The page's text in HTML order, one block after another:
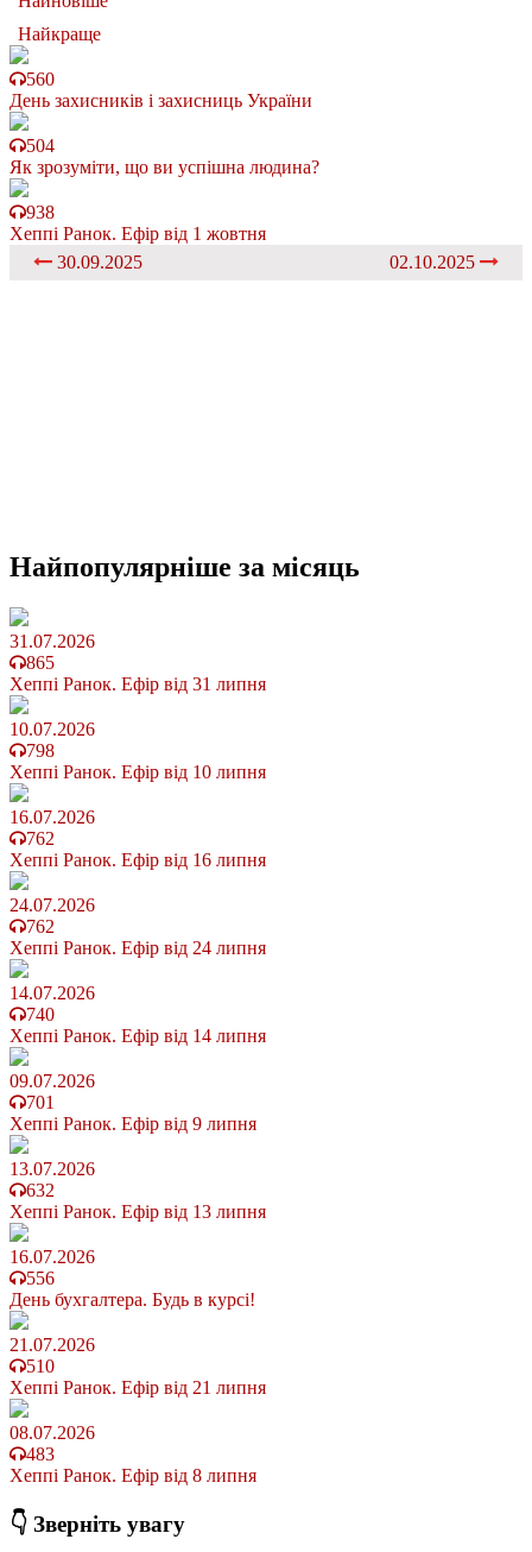
Найкраще
560
День захисників і захисниць України
504
Як зрозуміти, що ви успішна людина?
938
Хеппі Ранок. Ефір від 1 жовтня
30.09.2025
02.10.2025
Найпопулярніше за місяць
31.07.2026
865
Хеппі Ранок. Ефір від 31 липня
10.07.2026
798
Хеппі Ранок. Ефір від 10 липня
16.07.2026
762
Хеппі Ранок. Ефір від 16 липня
24.07.2026
762
Хеппі Ранок. Ефір від 24 липня
14.07.2026
740
Хеппі Ранок. Ефір від 14 липня
09.07.2026
701
Хеппі Ранок. Ефір від 9 липня
13.07.2026
632
Хеппі Ранок. Ефір від 13 липня
16.07.2026
556
День бухгалтера. Будь в курсі!
21.07.2026
510
Хеппі Ранок. Ефір від 21 липня
08.07.2026
483
Хеппі Ранок. Ефір від 8 липня
👇 Зверніть увагу